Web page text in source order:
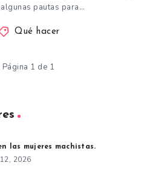
pautas para…
Qué hacer
Página 1 de 1
las mujeres machistas.
2026